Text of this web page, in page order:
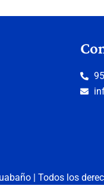
| Todos los